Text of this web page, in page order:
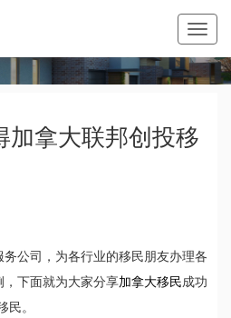
加拿大联邦创投移
公司，为各行业的移民朋友办理各
下面就为大家分享加拿大移民成功
民。